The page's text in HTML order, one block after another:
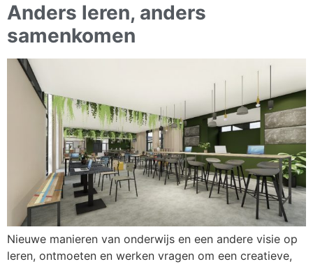
Anders leren, anders
samenkomen
Nieuwe manieren van onderwijs en een andere visie op
leren, ontmoeten en werken vragen om een creatieve,